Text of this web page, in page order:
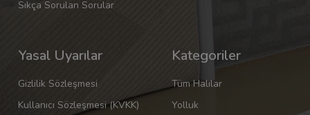
Sıkça Sorulan Sorular
Yasal Uyarılar
Gizlilik Sözleşmesi
Kullanıcı Sözleşmesi (KVKK)
Kategoriler
Tüm Halılar
Yolluk